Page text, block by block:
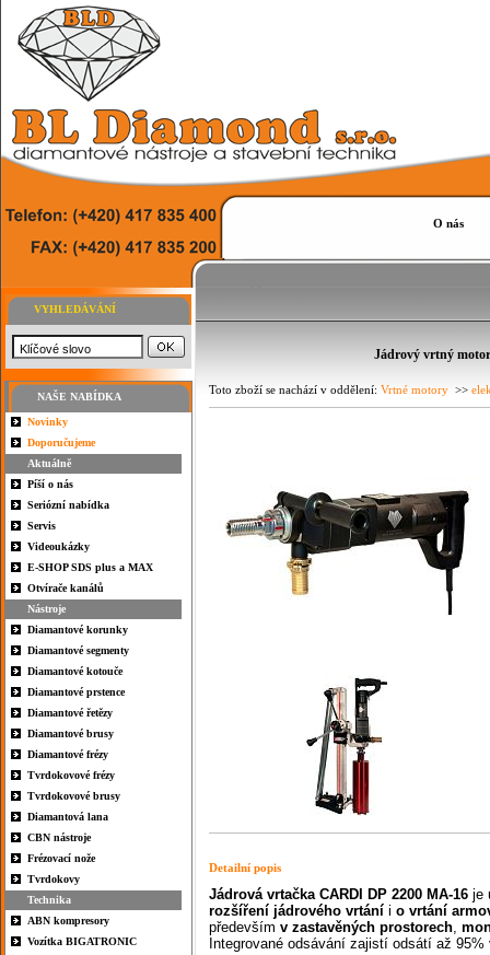
O nás
VYHLEDÁVÁNÍ
NAŠE NABÍDKA
Novinky
Doporučujeme
Aktuálně
Píší o nás
Seriózní nabídka
Servis
Videoukázky
E-SHOP SDS plus a MAX
Otvírače kanálů
Nástroje
Diamantové korunky
Diamantové segmenty
Diamantové kotouče
Diamantové prstence
Diamantové řetězy
Diamantové brusy
Diamantové frézy
Tvrdokovové frézy
Tvrdokovové brusy
Diamantová lana
CBN nástroje
Frézovací nože
Tvrdokovy
Technika
ABN kompresory
Vozítka BIGATRONIC
Jádrový vrtný
Toto zboží se nachází v oddělení: Vrtné motory >>
Detailní popis
Jádrová vrtačka CARDI DP 2200 MA-16 je
rozšíření jádrového vrtání i o vrtání
především v zastavěných prostorech,
Integrované odsávání zajistí odsátí až 95%